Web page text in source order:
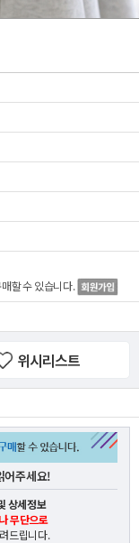
할 수 있습니다.
위시리스트
어주세요!
상세정보
무단으로
드립니다.